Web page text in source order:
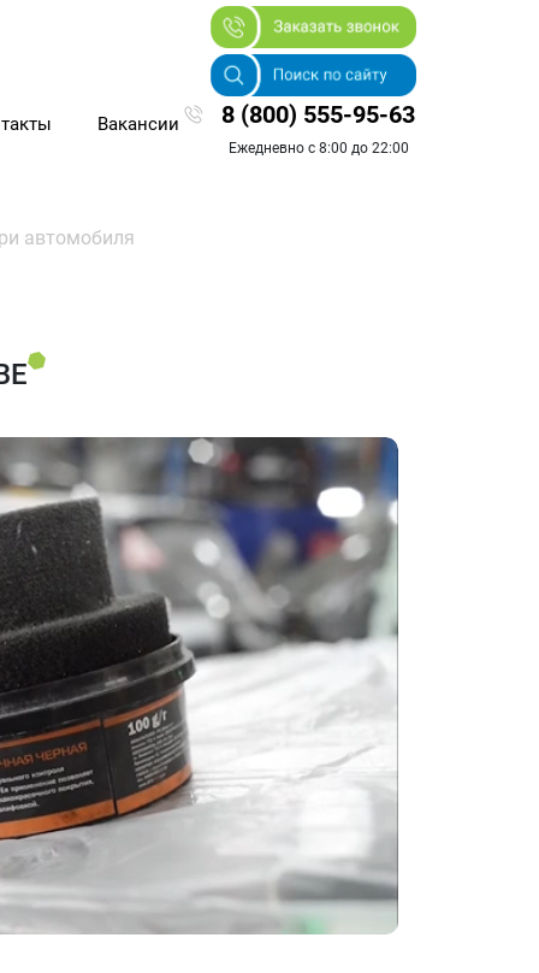
Вакансии 8 (800) 555-95-63
Ежедневно с 8:00 до 22:00
автомобиля